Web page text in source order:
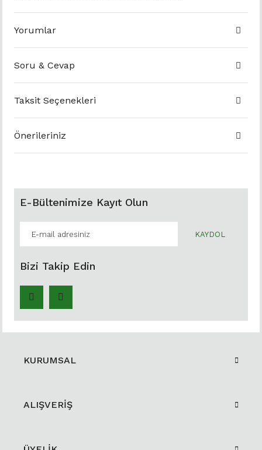
Yorumlar
Soru & Cevap
Taksit Seçenekleri
Önerileriniz
E-Bültenimize Kayıt Olun
KAYDOL
Bizi Takip Edin
KURUMSAL
ALIŞVERİŞ